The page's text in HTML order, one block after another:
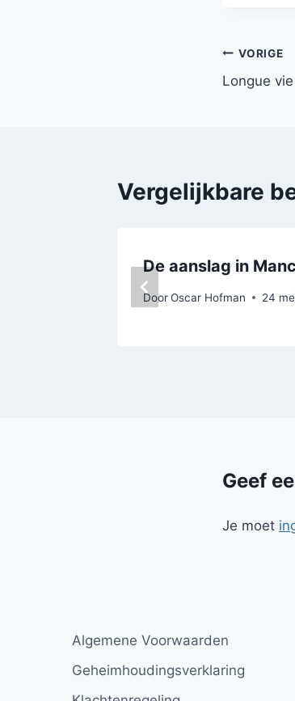
Bericht
VORIGE
Longue
Vergelijkbare
De aanslag in
DoorOscar Hofman 24
Geef
Je moet
Algemene Voorwaarden
Geheimhoudingsverklaring